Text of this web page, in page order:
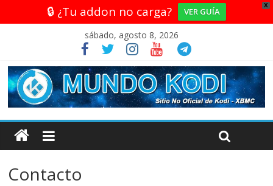
X
🔒 ¿Tu addon no carga? VER GUÍA
sábado, agosto 8, 2026
Contacto